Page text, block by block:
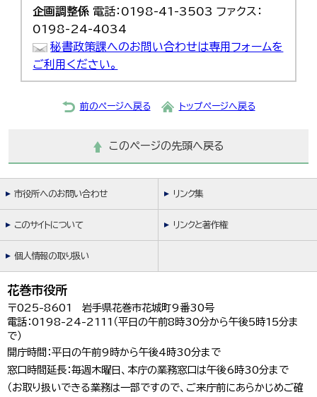
企画調整係電話：0198-41-3503 ファクス：
0198-24-4034
秘書政策課へのお問い合わせは専用フォームを
ご利用ください。
前のページへ戻る トップページへ戻る
このページの先頭へ戻る
市役所へのお問い合わせ リンク集
このサイトについて リンクと著作権
個人情報の取り扱い
花巻市役所
〒025-8601 岩手県花巻市花城町9番30号
電話：0198-24-2111（平日の午前8時30分から午後5時15分ま
で）
開庁時間：平日の午前9時から午後4時30分まで
窓口時間延長：毎週木曜日、本庁の業務窓口は午後6時30分まで
（お取り扱いできる業務は一部ですので、ご来庁前にあらかじめご確